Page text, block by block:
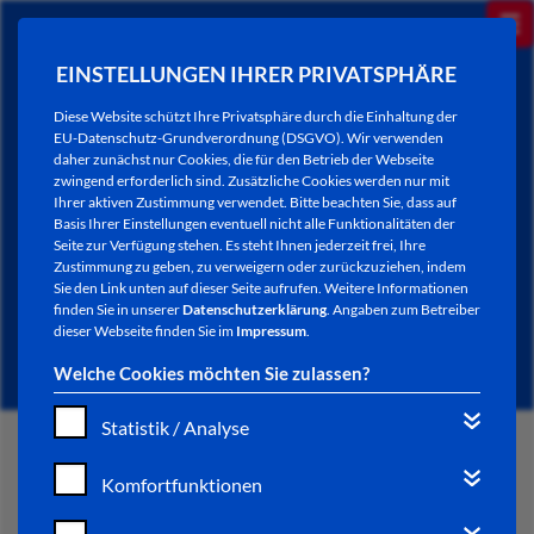
EINSTELLUNGEN IHRER PRIVATSPHÄRE
Diese Website schützt Ihre Privatsphäre durch die Einhaltung der
EU-Datenschutz-Grundverordnung (DSGVO). Wir verwenden
daher zunächst nur Cookies, die für den Betrieb der Webseite
zwingend erforderlich sind. Zusätzliche Cookies werden nur mit
Ihrer aktiven Zustimmung verwendet. Bitte beachten Sie, dass auf
Basis Ihrer Einstellungen eventuell nicht alle Funktionalitäten der
Seite zur Verfügung stehen. Es steht Ihnen jederzeit frei, Ihre
Zustimmung zu geben, zu verweigern oder zurückzuziehen, indem
Sie den Link unten auf dieser Seite aufrufen. Weitere Informationen
finden Sie in unsererDatenschutzerklärung. Angaben zum Betreiber
dieser Webseite finden Sie im Impressum.
Welche Cookies möchten Sie zulassen?
Statistik / Analyse
Komfortfunktionen
NEWSLETTER / CITY LETTER
START